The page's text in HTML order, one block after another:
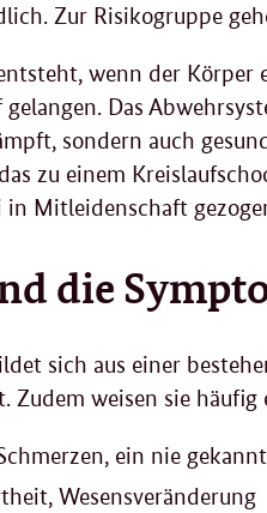
Zur Risikogruppe
wenn der
gelangen. Das
sondern auch
zu einem
in Mitleidenschaft
die
sich aus einer
Zudem weisen sie
ein nie
Wesensveränderung